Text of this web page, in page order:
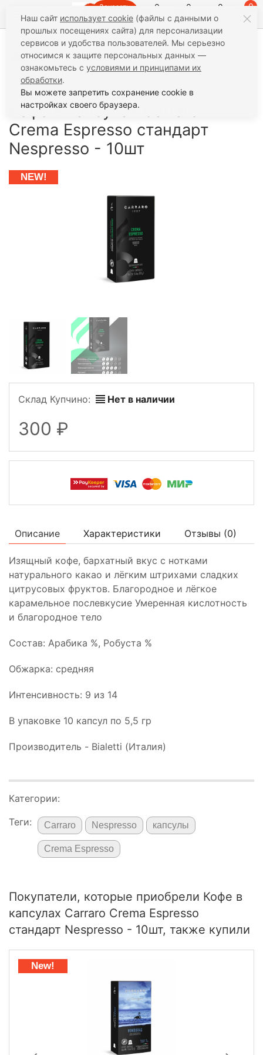
Заказать
звонок
0 0 0 0
Кофе Кофе в капсулах
Капсулы для кофемашин
Nespresso
Кофе в капсулах Carraro Crema Espresso
стандарт Nespresso - 10шт
Кофе в капсулах Carraro
Crema Espresso стандарт
Nespresso - 10шт
NEW!
Склад Купчино: Нет в наличии
300
Описание Характеристики Отзывы (0)
Изящный кофе, бархатный вкус с нотками
натурального какао и лёгким штрихами сладких
цитрусовых фруктов. Благородное и лёгкое
карамельное послевкусие Умеренная кислотность
и благородное тело
Состав: Арабика %, Робуста %
Обжарка: средняя
Интенсивность: 9 из 14
В упаковке 10 капсул по 5,5 гр
Производитель - Bialetti (Италия)
Категории:
Теги:
Carraro Nespresso капсулы
Crema Espresso
Покупатели, которые приобрели Кофе в
капсулах Carraro Crema Espresso
стандарт Nespresso - 10шт, также купили
New!
Наш сайт использует cookie (файлы с данными о
прошлых посещениях сайта) для персонализации
сервисов и удобства пользователей. Мы серьезно
относимся к защите персональных данных —
ознакомьтесь с условиями и принципами их
обработки.
Вы можете запретить сохранение cookie в
настройках своего браузера.